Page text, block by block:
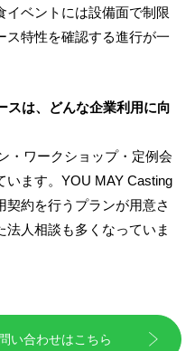
イベントには設備面で制限
ス特性を確認する進行が一
スは、どんな企業利用に向
・ワークショップ・定例会
います。YOU MAY Casting
約を行うプランが用意さ
人相談も多くなっていま
い合わせはこちら